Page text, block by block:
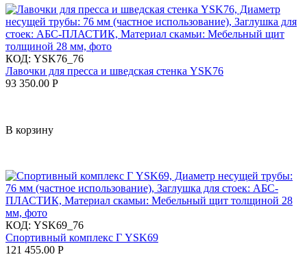
КОД: YSK76_76
Лавочки для пресса и шведская стенка YSK76
93 350.00 Р
В корзину
КОД: YSK69_76
Спортивный комплекс Г YSK69
121 455.00 Р